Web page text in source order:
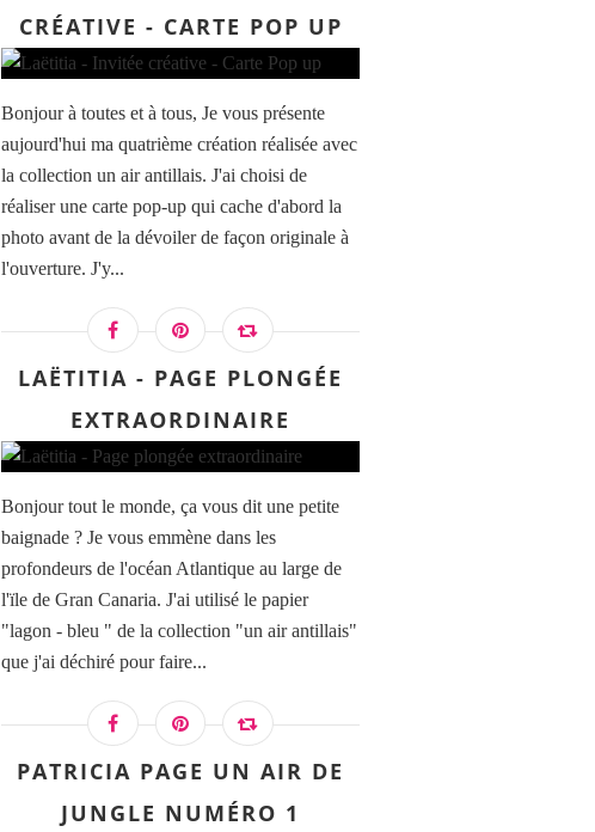
CRÉATIVE - CARTE POP UP
Bonjour à toutes et à tous, Je vous présente
aujourd'hui ma quatrième création réalisée avec
la collection un air antillais. J'ai choisi de
réaliser une carte pop-up qui cache d'abord la
photo avant de la dévoiler de façon originale à
l'ouverture. J'y...
LAËTITIA - PAGE PLONGÉE
EXTRAORDINAIRE
Bonjour tout le monde, ça vous dit une petite
baignade ? Je vous emmène dans les
profondeurs de l'océan Atlantique au large de
l'ïle de Gran Canaria. J'ai utilisé le papier
"lagon - bleu " de la collection "un air antillais"
que j'ai déchiré pour faire...
PATRICIA PAGE UN AIR DE
JUNGLE NUMÉRO 1